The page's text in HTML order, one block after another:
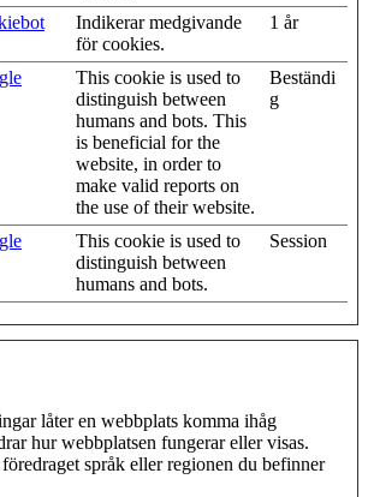
Indikerar medgivande
för cookies.
1 år
This cookie is used to
distinguish between
humans and bots. This
is beneficial for the
website, in order to
make valid reports on
the use of their website.
Beständi
g
This cookie is used to
distinguish between
humans and bots.
Session
låter en webbplats komma ihåg
hur webbplatsen fungerar eller visas.
språk eller regionen du befinner